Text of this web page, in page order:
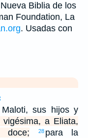
Biblia de los
Foundation, La
. Usadas con
sus hijos y
vigésima, a Eliata,
doce;
28 para la